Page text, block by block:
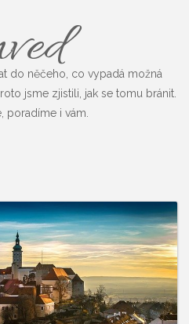
do něčeho, co vypadá možná
jsme zjistili, jak se tomu bránit.
poradíme i vám.